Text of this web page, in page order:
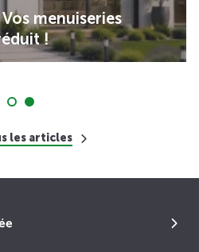
menuiseries
!
les articles